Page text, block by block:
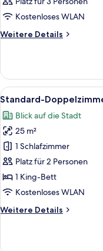
für
Zimmer
anzeigen
Kostenloses WLAN
Weitere Details
Weitere
Alle
Fotos
für
Standard-
Doppelzimmer
anzeigen
6
Standard-
Blick auf die Stadt
25 m²
1 Schlafzimmer
Platz für 2 Personen
1 King-Bett
Kostenloses WLAN
Weitere Details
Weitere